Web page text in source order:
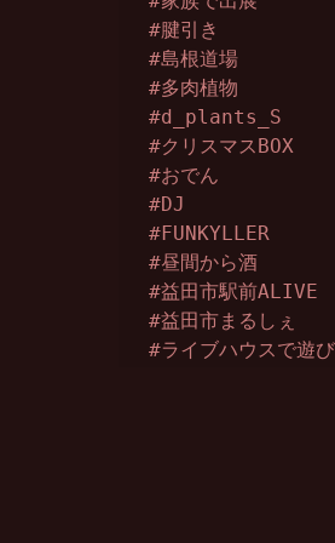
#腱引き
#島根道場
#多肉植物
#d_plants_S
#クリスマスBOX
#おでん
#DJ
#FUNKYLLER
#昼間から酒
#益田市駅前ALIVE
#益田市まるしぇ
#ライブハウスで遊